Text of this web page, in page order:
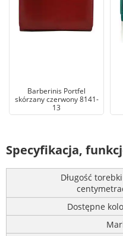
Barberinis Portfel
skórzany czerwony 8141-
13
Specyfikacja,
Długość
Dostępne